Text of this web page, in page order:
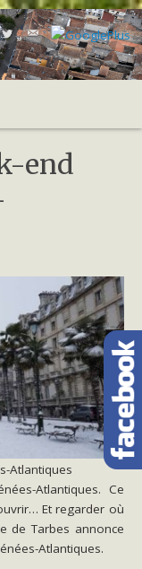
end
Atlantiques
Atlantiques. Ce
Et regarder où
de Tarbes annonce
Atlantiques.